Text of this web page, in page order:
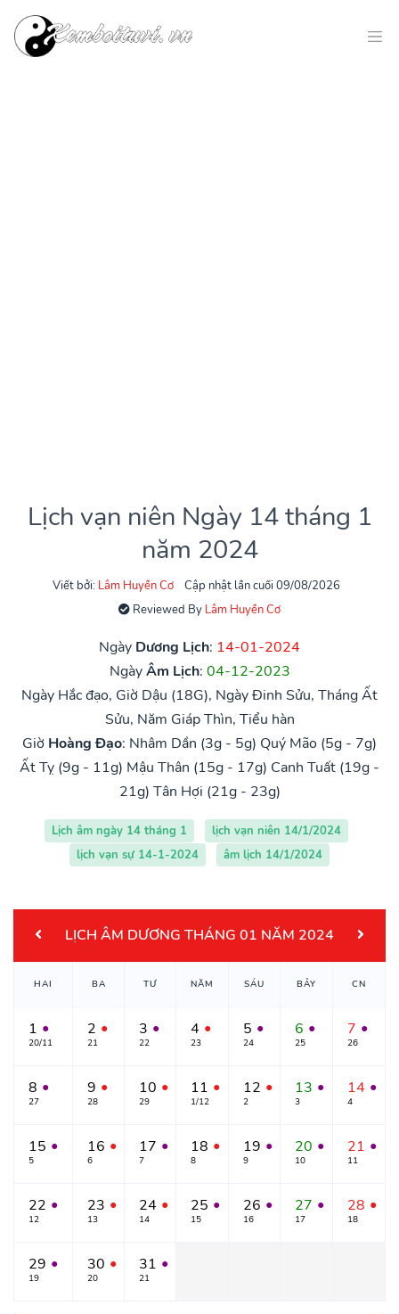
Lịch vạn niên Ngày 14 tháng 1
năm 2024
Viết bởi: Lâm Huyền Cơ
Cập nhật lần cuối 09/08/2026
Reviewed By Lâm Huyền Cơ
Ngày Dương Lịch: 14-01-2024
NgàyÂm Lịch: 04-12-2023
Ngày Hắc đạo, Giờ Dậu (18G), Ngày Đinh Sửu, Tháng Ất
Sửu, Năm Giáp Thìn, Tiểu hàn
Giờ Hoàng Đạo: Nhâm Dần (3g - 5g) Quý Mão (5g - 7g)
Ất Tỵ (9g - 11g) Mậu Thân (15g - 17g) Canh Tuất (19g -
21g) Tân Hợi (21g - 23g)
Lịch âm ngày 14 tháng 1
lịch vạn niên 14/1/2024
lịch vạn sự 14-1-2024
âm lịch 14/1/2024
LỊCH ÂM DƯƠNG THÁNG 01 NĂM 2024
HAI BA TƯ NĂM SÁU BẢY CN
1 ●
20/11
2 ●
21
3 ●
22
4 ●
23
5 ●
24
6 ●
25
7 ●
26
8 ●
27
9 ●
28
10 ●
29
11 ●
1/12
12 ●
2
13 ●
3
14 ●
4
15 ●
5
16 ●
6
17 ●
7
18 ●
8
19 ●
9
20 ●
10
21 ●
11
22 ●
12
23 ●
13
24 ●
14
25 ●
15
26 ●
16
27 ●
17
28 ●
18
29 ●
19
30 ●
20
31 ●
21